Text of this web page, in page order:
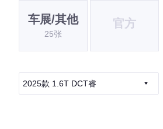
车展/其他
25张
官方
2025款 1.6T DCT睿